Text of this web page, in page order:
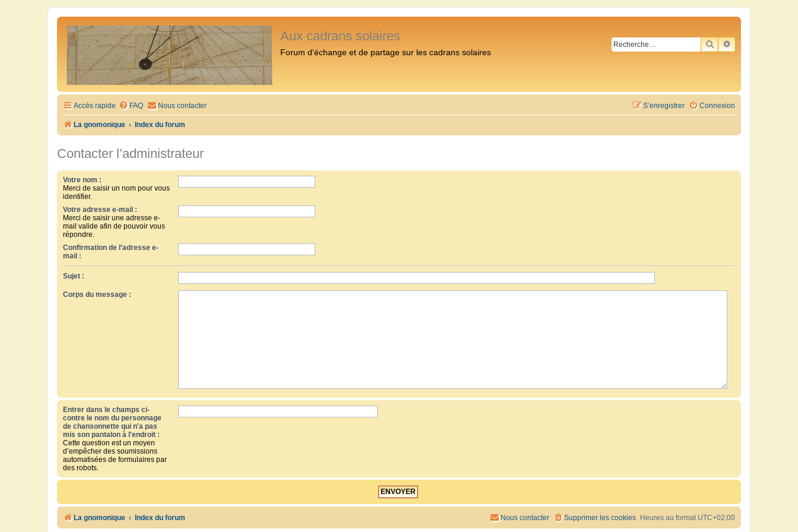
Aux cadrans solaires
Forum d'échange et de partage sur les cadrans solaires
RECHERCHER
RECHERCHE
Accès rapide FAQ Nous contacter Connexion
S’enregistrer
La gnomonique Index du forum
Contacter l’administrateur
Votre nom :
Merci de saisir un nom pour vous
identifier.
Votre adresse e-mail :
Merci de saisir une adresse e-
mail valide afin de pouvoir vous
répondre.
Confirmation de l’adresse e-
mail :
Sujet :
Corps du message :
Entrer dans le champs ci-
contre le nom du personnage
de chansonnette qui n'a pas
mis son pantalon à l'endroit :
Cette question est un moyen
d’empêcher des soumissions
automatisées de formulaires par
des robots.
La gnomonique Index du forum Heures au format UTC+02:00
Supprimer les cookies
Nous contacter